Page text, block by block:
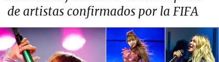
de artistas confirmados por la FIFA